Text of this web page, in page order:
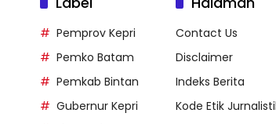
Pemprov Kepri
Pemko Batam
Pemkab Bintan
Gubernur Kepri
Contact Us
Disclaimer
Indeks Berita
Kode Etik